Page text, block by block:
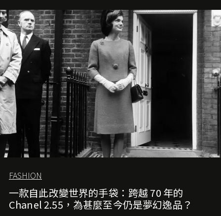
FASHION
一款自此改變世界的手袋：跨越 70 年的
Chanel 2.55，為甚麼至今仍是夢幻逸品？